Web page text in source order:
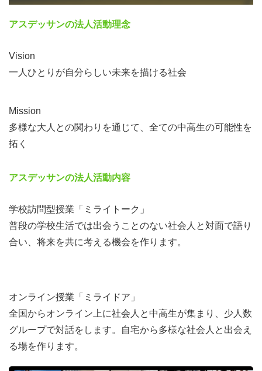
アスデッサンの法人活動理念
Vision
一人ひとりが自分らしい未来を描ける社会
Mission
多様な大人との関わりを通じて、全ての中高生の可能性を
拓く
アスデッサンの法人活動内容
学校訪問型授業「ミライトーク」
普段の学校生活では出会うことのない社会人と対面で語り
合い、将来を共に考える機会を作ります。
オンライン授業「ミライドア」
全国からオンライン上に社会人と中高生が集まり、少人数
グループで対話をします。自宅から多様な社会人と出会え
る場を作ります。